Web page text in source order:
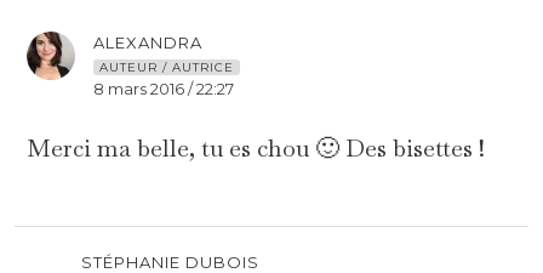
ALEXANDRA
AUTEUR / AUTRICE
8 mars 2016 / 22:27
Merci ma belle, tu es chou 🙂 Des bisettes !
STÉPHANIE DUBOIS